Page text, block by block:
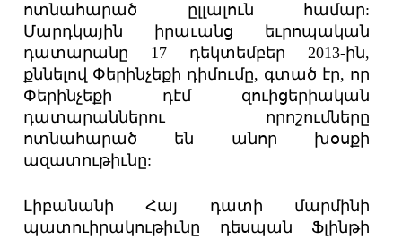
ոտնահարած ըլլալուն համար:
Մարդկային իրաւանց եւրոպական
դատարանը 17 դեկտեմբեր 2013-ին,
քննելով Փերինչեքի դիմումը, գտած էր, որ
Փերինչեքի դէմ զուիցերիական
դատարաններու որոշումները
ոտնահարած են անոր խօսքի
ազատութիւնը:
Լիբանանի Հայ դատի մարմինի
պատուիրակութիւնը դեսպան Ֆլինթի